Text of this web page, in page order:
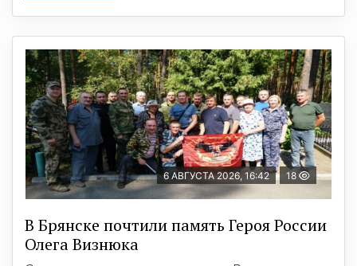
6 АВГУСТА 2026, 16:42 18
В Брянске почтили память Героя России
Олега Визнюка